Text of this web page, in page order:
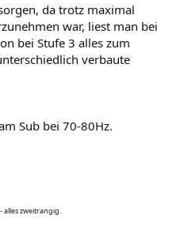
da trotz maximal
war, liest man bei
bei Stufe 3 alles zum
verbaute
Sub bei 70-80Hz.
zweitrangig.